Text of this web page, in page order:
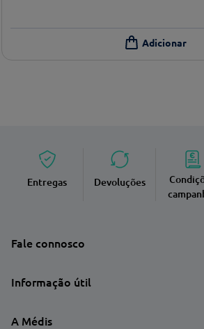
Entregas Devoluções
Fale connosco
Informação útil
A Médis